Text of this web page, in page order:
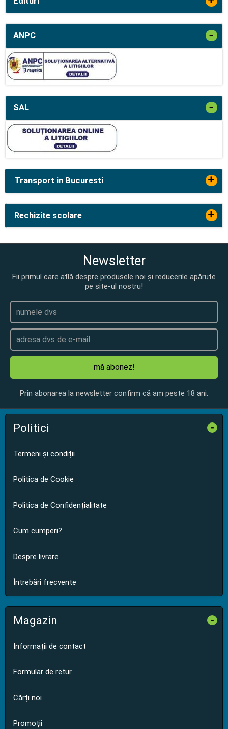
ANPC -
SAL -
Transport in Bucuresti +
Rechizite scolare +
Newsletter
Fii primul care află despre produsele noi și reducerile apărute
pe site-ul nostru!
mă abonez!
Prin abonarea la newsletter confirm că am peste 18 ani.
Politici -
Termeni și condiții
Politica de Cookie
Politica de Confidențialitate
Cum cumperi?
Despre livrare
Întrebări frecvente
Magazin -
Informații de contact
Formular de retur
Cărți noi
Promoții